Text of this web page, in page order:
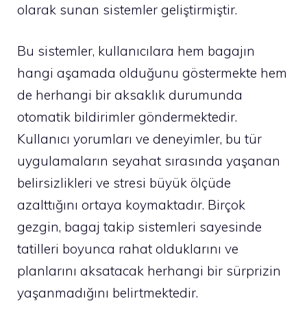
olarak sunan sistemler geliştirmiştir.
Bu sistemler, kullanıcılara hem bagajın
hangi aşamada olduğunu göstermekte hem
de herhangi bir aksaklık durumunda
otomatik bildirimler göndermektedir.
Kullanıcı yorumları ve deneyimler, bu tür
uygulamaların seyahat sırasında yaşanan
belirsizlikleri ve stresi büyük ölçüde
azalttığını ortaya koymaktadır. Birçok
gezgin, bagaj takip sistemleri sayesinde
tatilleri boyunca rahat olduklarını ve
planlarını aksatacak herhangi bir sürprizin
yaşanmadığını belirtmektedir.